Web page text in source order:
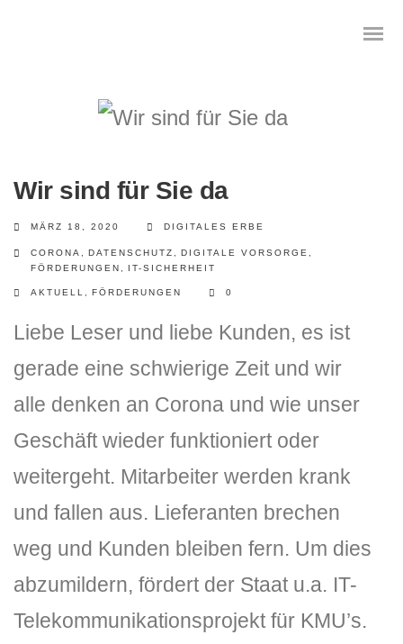
Wir sind für Sie da
MÄRZ 18, 2020 DIGITALES ERBE
CORONA DATENSCHUTZ DIGITALE VORSORGE
FÖRDERUNGEN
IT-SICHERHEIT
AKTUELL FÖRDERUNGEN 0
Liebe Leser und liebe Kunden, es ist
gerade eine schwierige Zeit und wir
alle denken an Corona und wie unser
Geschäft wieder funktioniert oder
weitergeht. Mitarbeiter werden krank
und fallen aus. Lieferanten brechen
weg und Kunden bleiben fern. Um dies
abzumildern, fördert der Staat u.a. IT-
Telekommunikationsprojekt für KMU’s.